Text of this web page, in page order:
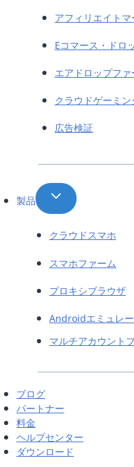
アフィリエイト
Eコマース・ドロ
エアドロップフ
クラウドゲーミン
広告検証
製品
クラウドスマホ
スマホファーム
プロキシブラウザ
Androidエミュレ
マルチアカウント
ブログ
パートナー
料金
ヘルプセンター
ダウンロード